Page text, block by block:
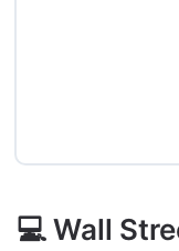
💻 Wall